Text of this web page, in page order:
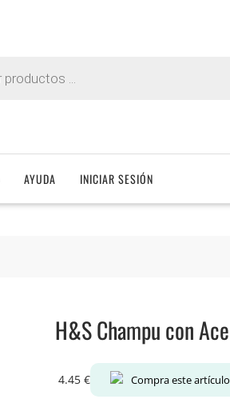
AYUDA INICIAR SESIÓN
H&S Champu con
4.45 € Compra este